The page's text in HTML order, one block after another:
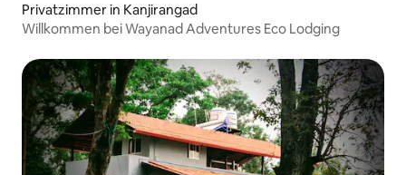
Privatzimmer in Kanjirangad
Willkommen bei Wayanad Adventures Eco Lodging